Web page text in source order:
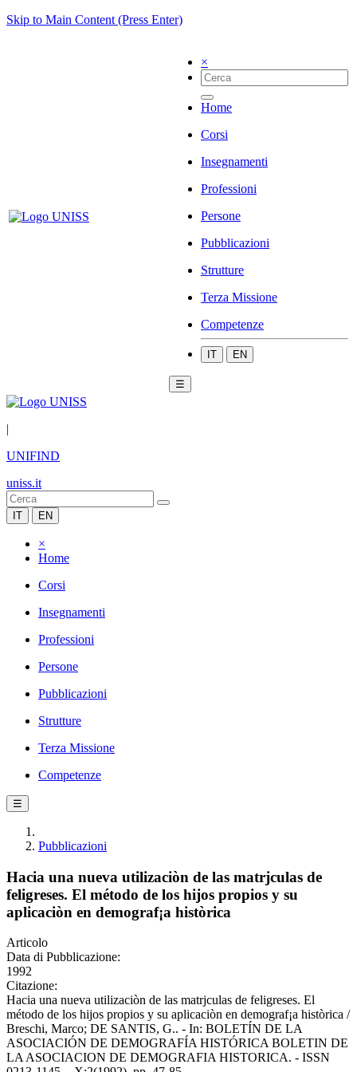
Skip to Main Content (Press Enter)
×
Home
Corsi
Insegnamenti
Professioni
Persone
Pubblicazioni
Strutture
Terza Missione
Competenze
IT EN
☰
|
UNIFIND
uniss.it
IT EN
×
Home
Corsi
Insegnamenti
Professioni
Persone
Pubblicazioni
Strutture
Terza Missione
Competenze
☰
Pubblicazioni
Hacia una nueva utilizaciòn de las matrjculas de
feligreses. El método de los hijos propios y su
aplicaciòn en demograf¡a històrica
Articolo
Data di Pubblicazione:
1992
Citazione:
Hacia una nueva utilizaciòn de las matrjculas de feligreses. El
método de los hijos propios y su aplicaciòn en demograf¡a històrica /
Breschi, Marco; DE SANTIS, G.. - In: BOLETÍN DE LA
ASOCIACIÓN DE DEMOGRAFÍA HISTÓRICA BOLETIN DE
LA ASOCIACION DE DEMOGRAFIA HISTORICA. - ISSN